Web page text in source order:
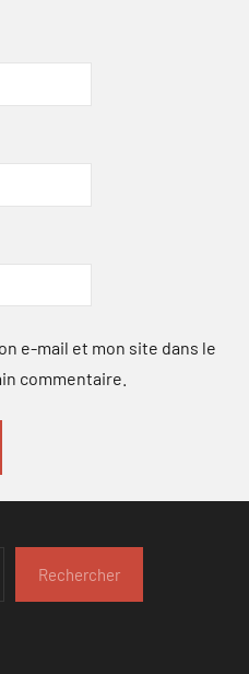
e-mail et mon site dans le
commentaire.
Rechercher